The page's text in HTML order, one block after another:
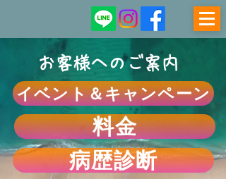
お客様へのご案内
イベント＆キャンペーン
料金
病歴診断